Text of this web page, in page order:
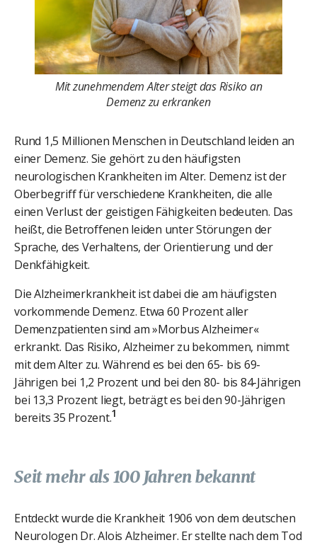
Mit zunehmendem Alter steigt das Risiko an
Demenz zu erkranken
Rund 1,5 Millionen Menschen in Deutschland leiden an
einer Demenz. Sie gehört zu den häufigsten
neurologischen Krankheiten im Alter. Demenz ist der
Oberbegriff für verschiedene Krankheiten, die alle
einen Verlust der geistigen Fähigkeiten bedeuten. Das
heißt, die Betroffenen leiden unter Störungen der
Sprache, des Verhaltens, der Orientierung und der
Denkfähigkeit.
Die Alzheimerkrankheit ist dabei die am häufigsten
vorkommende Demenz. Etwa 60 Prozent aller
Demenzpatienten sind am »Morbus Alzheimer«
erkrankt. Das Risiko, Alzheimer zu bekommen, nimmt
mit dem Alter zu. Während es bei den 65- bis 69-
Jährigen bei 1,2 Prozent und bei den 80- bis 84-Jährigen
bei 13,3 Prozent liegt, beträgt es bei den 90-Jährigen
bereits 35 Prozent.1
Seit mehr als 100 Jahren bekannt
Entdeckt wurde die Krankheit 1906 von dem deutschen
Neurologen Dr. Alois Alzheimer. Er stellte nach dem Tod